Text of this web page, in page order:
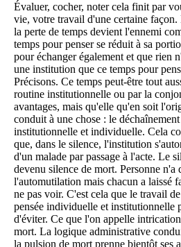
Évaluer, cocher, noter cela finit par
vie, votre travail d'une certaine façon.
la perte de temps devient l'ennemi
temps pour penser se réduit à sa
pour échanger également et que rien
une institution que ce temps pour
Précisons. Ce temps peut-être tout
routine institutionnelle ou par la
avantages, mais qu'elle qu'en soit
conduit à une chose : le
institutionnelle et individuelle. Cela
que, dans le silence, l'institution
d'un malade par passage à l'acte. Le
devenu silence de mort. Personne n'a
l'automutilation mais chacun a laissé
ne pas voir. C'est cela que le travail
pensée individuelle et institutionnelle
d'éviter. Ce que l'on appelle
mort. La logique administrative
la pulsion de mort prenne bientôt ses